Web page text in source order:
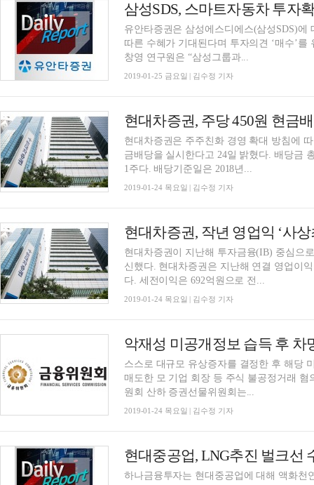
삼성SDS, 스마트자동차 투자
유안타증권은 삼성에스디에스(삼성SDS)
따른 수혜가 기대된다며 투자의견 ‘매수’
창영 연구원은 “삼성그룹과...
2019-01-25 금요일 | 김수정 기자
현대차증권, 주당 450원 현금
현대차증권은 주주친화 경영 확대 방침에
금배당을 실시한다고 24일 밝혔다. 배당금
1주다. 배당기준일은 2018년...
2019-01-24 목요일 | 김수정 기자
현대차증권, 작년 영업익 ‘사
현대차증권이 지난해 투자금융(IB) 중심으
신했다. 현대차증권은 지난해 연결 영업이
다. 세전이익은 692억원으로 전...
2019-01-24 목요일 | 김수정 기자
악재성 미공개정보 습득 후
스스로 대규모 유상증자를 결정한 후 해당
매도한 모 기업 회장 등 주식 불공정거래
원회 산하 증권선물위원회는...
2019-01-24 목요일 | 김수정 기자
하나금융투자는 현대중공업에 대해 액화천